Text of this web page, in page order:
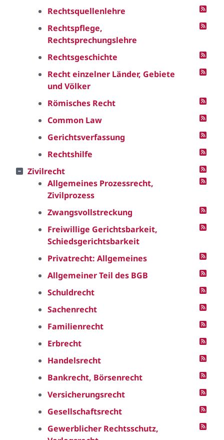
Rechtsquellenlehre
Rechtspflege,
Rechtsprechungslehre
Rechtsgeschichte
Recht einzelner Länder, Gebiete
und Völker
Römisches Recht
Common Law
Gerichtsverfassung
Rechtshilfe
Zivilrecht
Allgemeines Prozessrecht,
Zivilprozess
Zwangsvollstreckung
Freiwillige Gerichtsbarkeit,
Schiedsgerichtsbarkeit
Privatrecht: Allgemeines
Allgemeiner Teil des BGB
Schuldrecht
Sachenrecht
Familienrecht
Erbrecht
Handelsrecht
Bankrecht, Börsenrecht
Versicherungsrecht
Gesellschaftsrecht
Gewerblicher Rechtsschutz,